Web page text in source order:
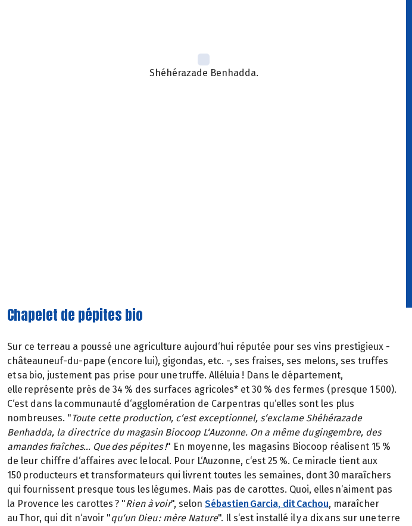
Shéhérazade Benhadda.
Chapelet de pépites bio
Sur ce terreau a poussé une agriculture aujourd‘hui réputée pour ses vins prestigieux -
châteauneuf-du-pape (encore lui), gigondas, etc. -, ses fraises, ses melons, ses truffes
et sa bio, justement pas prise pour une truffe. Alléluia ! Dans le département,
elle représente près de 34 % des surfaces agricoles* et 30 % des fermes (presque 1 500).
C‘est dans la communauté d‘agglomération de Carpentras qu‘elles sont les plus
nombreuses. "Toute cette production, c‘est exceptionnel, s‘exclame Shéhérazade
Benhadda, la directrice du magasin Biocoop L‘Auzonne. On a même du gingembre, des
amandes fraîches… Que des pépites !" En moyenne, les magasins Biocoop réalisent 15 %
de leur chiffre d‘affaires avec le local. Pour L‘Auzonne, c‘est 25 %. Ce miracle tient aux
150 producteurs et transformateurs qui livrent toutes les semaines, dont 30 maraîchers
qui fournissent presque tous les légumes. Mais pas de carottes. Quoi, elles n‘aiment pas
la Provence les carottes ? "Rien à voir", selon Sébastien Garcia, dit Cachou, maraîcher
au Thor, qui dit n‘avoir "qu‘un Dieu : mère Nature". Il s‘est installé il y a dix ans sur une terre